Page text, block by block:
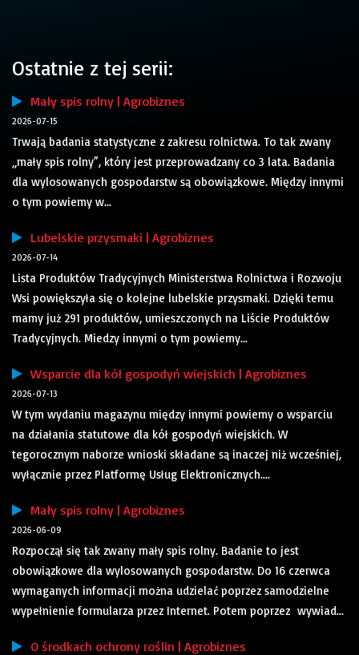
Ostatnie z tej serii:
Mały spis rolny | Agrobiznes
2026-07-15
Trwają badania statystyczne z zakresu rolnictwa. To tak zwany
„mały spis rolny”, który jest przeprowadzany co 3 lata. Badania
dla wylosowanych gospodarstw są obowiązkowe. Między innymi
o tym powiemy w...
Lubelskie przysmaki | Agrobiznes
2026-07-14
Lista Produktów Tradycyjnych Ministerstwa Rolnictwa i Rozwoju
Wsi powiększyła się o kolejne lubelskie przysmaki. Dzięki temu
mamy już 291 produktów, umieszczonych na Liście Produktów
Tradycyjnych. Miedzy innymi o tym powiemy...
Wsparcie dla kół gospodyń wiejskich | Agrobiznes
2026-07-13
W tym wydaniu magazynu między innymi powiemy o wsparciu
na działania statutowe dla kół gospodyń wiejskich. W
tegorocznym naborze wnioski składane są inaczej niż wcześniej,
wyłącznie przez Platformę Usług Elektronicznych....
Mały spis rolny | Agrobiznes
2026-06-09
Rozpoczął się tak zwany mały spis rolny. Badanie to jest
obowiązkowe dla wylosowanych gospodarstw. Do 16 czerwca
wymaganych informacji można udzielać poprzez samodzielne
wypełnienie formularza przez Internet. Potem poprzez wywiad...
O środkach ochrony roślin | Agrobiznes